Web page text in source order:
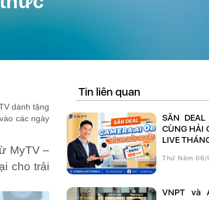
dành tặng
các ngày
MyTV –
cho trải
Tin liên quan
SĂN DEAL CAMERA AI 0Đ
CÙNG HẢI
LIVE
Thứ Năm
VNPT và Agribank chung